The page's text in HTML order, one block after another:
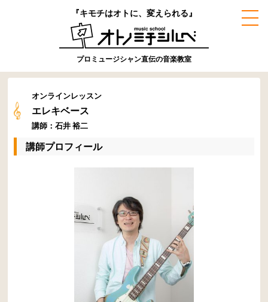
『キモチはオトに、変えられる』
プロミュージシャン直伝の音楽教室
オンラインレッスン
エレキベース
講師：石井 裕二
講師プロフィール